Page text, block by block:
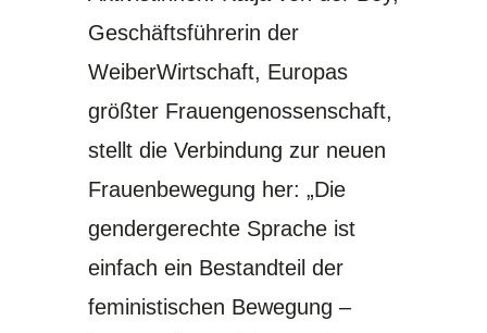
Geschäftsführerin der
WeiberWirtschaft, Europas
größter Frauengenossenschaft,
stellt die Verbindung zur neuen
Frauenbewegung her: „Die
gendergerechte Sprache ist
einfach ein Bestandteil der
feministischen Bewegung –